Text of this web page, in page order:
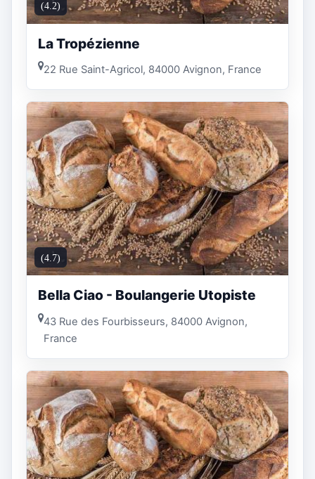
(4.2)
La Tropézienne
22 Rue Saint-Agricol, 84000 Avignon, France
(4.7)
Bella Ciao - Boulangerie Utopiste
43 Rue des Fourbisseurs, 84000 Avignon,
France